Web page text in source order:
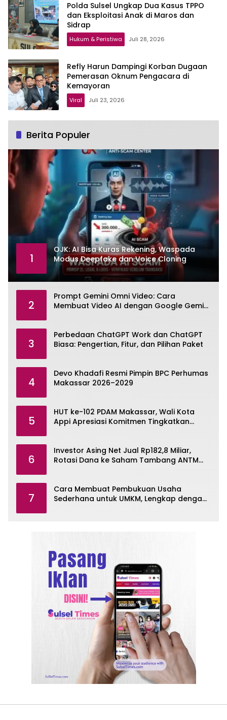
Polda Sulsel Ungkap Dua Kasus TPPO
dan Eksploitasi Anak di Maros dan
Sidrap
Hukum & Peristiwa Juli 28, 2026
Refly Harun Dampingi Korban Dugaan
Pemerasan Oknum Pengacara di
Kemayoran
Viral Juli 23, 2026
Berita Populer
1
OJK: AI Bisa Kuras Rekening, Waspada
Modus Deepfake dan Voice Cloning
2
Prompt Gemini Omni Video: Cara
Membuat Video AI dengan Google Gemini
3
Perbedaan ChatGPT Work dan ChatGPT
Biasa: Pengertian, Fitur, dan Pilihan Paket
4
Devo Khadafi Resmi Pimpin BPC Perhumas
Makassar 2026–2029
5
HUT ke-102 PDAM Makassar, Wali Kota
Appi Apresiasi Komitmen Tingkatkan
6
Investor Asing Net Jual Rp182,8 Miliar,
Rotasi Dana ke Saham Tambang ANTM
7
Cara Membuat Pembukuan Usaha
Sederhana untuk UMKM, Lengkap dengan